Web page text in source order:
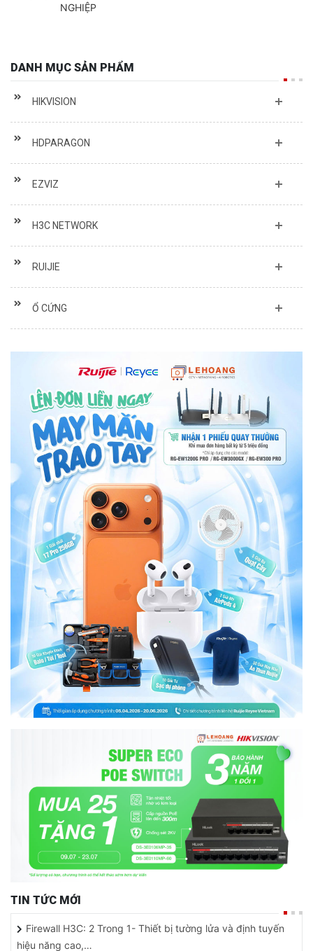
NGHIỆP
DANH MỤC SẢN PHẨM
HIKVISION
HDPARAGON
EZVIZ
H3C NETWORK
RUIJIE
Ổ CỨNG
TIN TỨC MỚI
Firewall H3C: 2 Trong 1- Thiết bị tường lửa và định tuyến
hiệu năng cao,…